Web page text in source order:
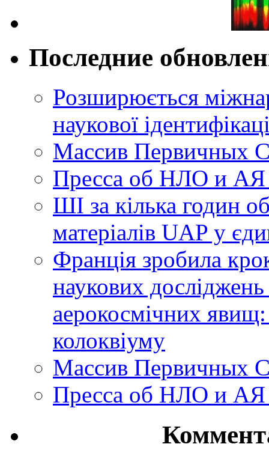
Последние
Розширюється
наукової
Массив Первичных
Пресса об НЛО и
ШІ за кілька годин
матеріалів UAP у
Франція зробила
наукових
аерокосмічних
колоквіуму
Массив Первичных
Пресса об НЛО и